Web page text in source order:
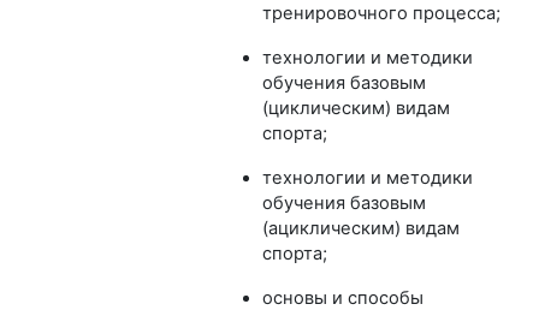
тренировочного процесса;
технологии и методики
обучения базовым
(циклическим) видам
спорта;
технологии и методики
обучения базовым
(ациклическим) видам
спорта;
основы и способы